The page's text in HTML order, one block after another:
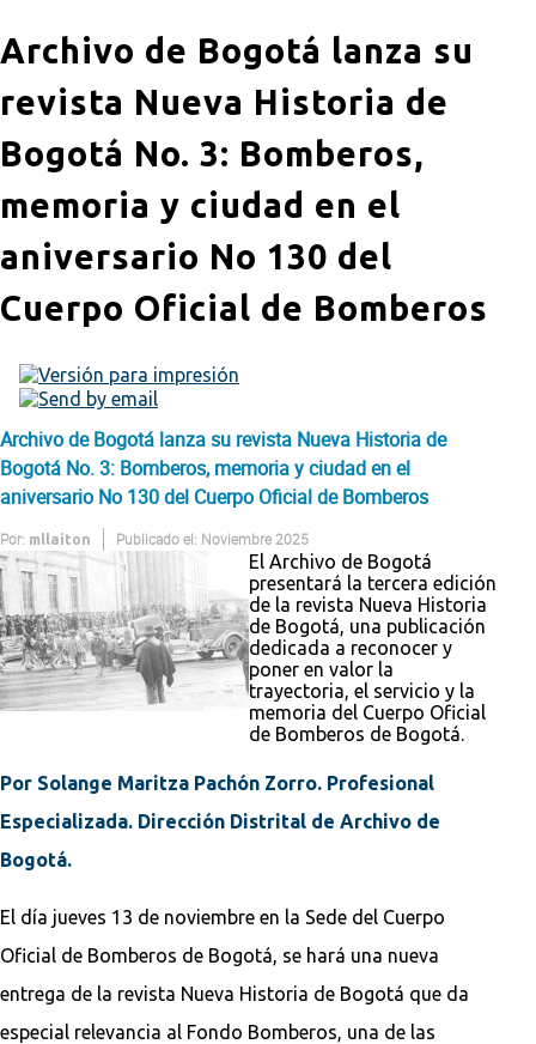
Archivo de Bogotá lanza su
revista Nueva Historia de
Bogotá No. 3: Bomberos,
memoria y ciudad en el
aniversario No 130 del
Cuerpo Oficial de Bomberos
Archivo de Bogotá lanza su revista Nueva Historia de
Bogotá No. 3: Bomberos, memoria y ciudad en el
aniversario No 130 del Cuerpo Oficial de Bomberos
Por: mllaiton Publicado el: Noviembre 2025
El Archivo de Bogotá
presentará la tercera edición
de la revista Nueva Historia
de Bogotá, una publicación
dedicada a reconocer y
poner en valor la
trayectoria, el servicio y la
memoria del Cuerpo Oficial
de Bomberos de Bogotá.
Por Solange Maritza Pachón Zorro. Profesional
Especializada. Dirección Distrital de Archivo de
Bogotá.
El día jueves 13 de noviembre en la Sede del Cuerpo
Oficial de Bomberos de Bogotá, se hará una nueva
entrega de la revista Nueva Historia de Bogotá que da
especial relevancia al Fondo Bomberos, una de las